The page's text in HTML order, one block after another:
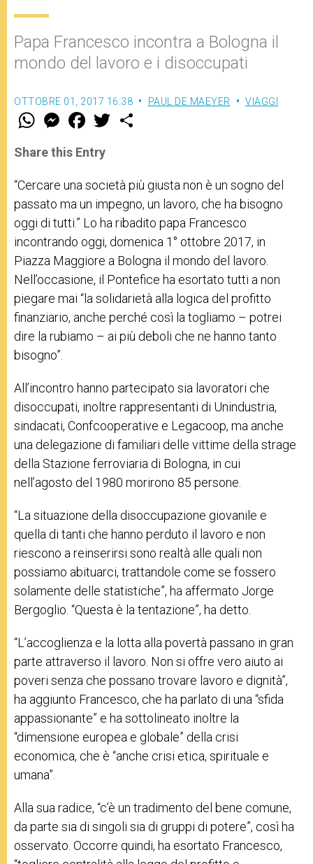
Papa Francesco incontra a Bologna il
mondo del lavoro e i disoccupati
OTTOBRE 01, 2017 16:38 PAUL DE MAEYER VIAGGI
W
t
s
p
p
M
e
s
e
g
e
r
F
a
e
b
o
k
w
r
Share this Entry
“Cercare una società più giusta non è un sogno del
passato ma un impegno, un lavoro, che ha bisogno
oggi di tutti.” Lo ha ribadito papa Francesco
incontrando oggi, domenica 1° ottobre 2017, in
Piazza Maggiore a Bologna il mondo del lavoro.
Nell’occasione, il Pontefice ha esortato tutti a non
piegare mai “la solidarietà alla logica del profitto
finanziario, anche perché così la togliamo – potrei
dire la rubiamo – ai più deboli che ne hanno tanto
bisogno”.
All’incontro hanno partecipato sia lavoratori che
disoccupati, inoltre rappresentanti di Unindustria,
sindacati, Confcooperative e Legacoop, ma anche
una delegazione di familiari delle vittime della strage
della Stazione ferroviaria di Bologna, in cui
nell’agosto del 1980 morirono 85 persone.
“La situazione della disoccupazione giovanile e
quella di tanti che hanno perduto il lavoro e non
riescono a reinserirsi sono realtà alle quali non
possiamo abituarci, trattandole come se fossero
solamente delle statistiche”, ha affermato Jorge
Bergoglio. “Questa è la tentazione”, ha detto.
“L’accoglienza e la lotta alla povertà passano in gran
parte attraverso il lavoro. Non si offre vero aiuto ai
poveri senza che possano trovare lavoro e dignità”,
ha aggiunto Francesco, che ha parlato di una “sfida
appassionante” e ha sottolineato inoltre la
“dimensione europea e globale” della crisi
economica, che è “anche crisi etica, spirituale e
umana”.
Alla sua radice, “c’è un tradimento del bene comune,
da parte sia di singoli sia di gruppi di potere”, così ha
osservato. Occorre quindi, ha esortato Francesco,